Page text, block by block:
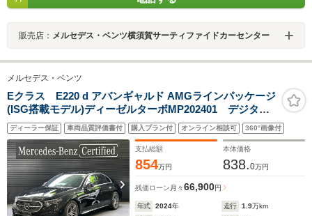
販売店： メルセデス・ベンツ横須賀サーティファイドカーセンター
メルセデス・ベンツ
Eクラス E220 d アバンギャルド AMGラインパッケージ
(ISG搭載モデル)ディーゼルターボMP202401 デジタル
インテリアパッケージ/パノラミックスライディングルー
フ/レザーエクスクルーシブパッケージ/アドバンスドパッ
ケージ/3Dコックピットディスプレイ/ブルメスター4Dサ
ラウンドサウンドシステム/新車保証継承車
ディーラー保証 車両品質評価書付 購入プラン付 オンライン相談可 360°画像付
支払総額
854万円
本体価格
838.0万円
残価ローン 月々66,900円
年式 2024年 走行 1.9万km